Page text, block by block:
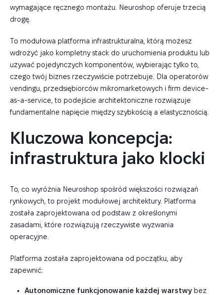
wymagające ręcznego montażu. Neuroshop oferuje trzecią
drogę.
To modułowa platforma infrastrukturalna, którą możesz
wdrożyć jako kompletny stack do uruchomienia produktu lub
używać pojedynczych komponentów, wybierając tylko to,
czego twój biznes rzeczywiście potrzebuje. Dla operatorów
vendingu, przedsiębiorców mikromarketowych i firm device-
as-a-service, to podejście architektoniczne rozwiązuje
fundamentalne napięcie między szybkością a elastycznością.
Kluczowa koncepcja:
infrastruktura jako klocki
To, co wyróżnia Neuroshop spośród większości rozwiązań
rynkowych, to projekt modułowej architektury. Platforma
została zaprojektowana od podstaw z określonymi
zasadami, które rozwiązują rzeczywiste wyzwania
operacyjne.
Platforma została zaprojektowana od początku, aby
zapewnić:
Autonomiczne funkcjonowanie każdej warstwy bez